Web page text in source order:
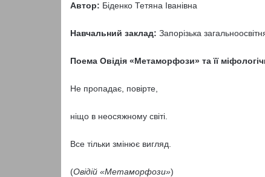
Автор: Біденко Тетяна Іванівна
Навчальний заклад: Запорізька
Поема Овідія «Метаморфози» та її
Не пропадає, повірте,
ніщо в неосяжному світі.
Все тільки змінює вигляд.
(Овідій «Метаморфози»)